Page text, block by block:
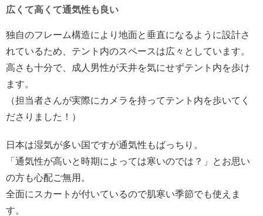
広くて高くて通気性も良い
独自のフレーム構造により地面と垂直になるように設計さ
れているため、テント内のスペースは広々としています。
高さも十分で、成人男性が天井を気にせずテント内を歩け
ます。
（担当者さんが実際にカメラを持ってテント内を歩いてく
ださりました！）
日本は湿気が多い国ですが通気性もばっちり。
「通気性が高いと時期によっては寒いのでは？」とお思い
の方も心配ご無用。
全面にスカートが付いているので肌寒い季節でも使えま
す。